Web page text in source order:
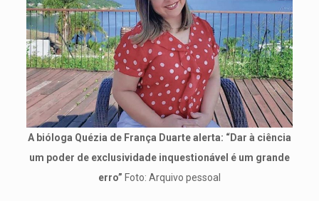
A bióloga Quézia de França Duarte alerta: “Dar à ciência
um poder de exclusividade inquestionável é um grande
erro” Foto: Arquivo pessoal